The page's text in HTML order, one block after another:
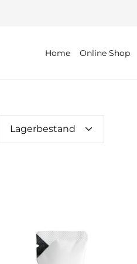
Home Online Shop
Lagerbestand